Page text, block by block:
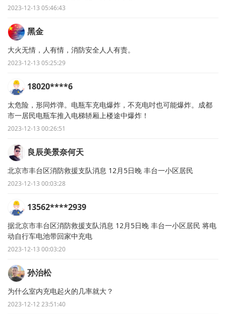
2023-12-13 05:46:43
黑金
大火无情，人有情，消防安全人人有责。
2023-12-13 05:25:29
18020****6
太危险，形同炸弹。电瓶车充电爆炸，不充电吋也可能爆炸。成都
市一居民电瓶车推入电梯轿厢上楼途中爆炸！
2023-12-13 00:26:51
良辰美景奈何天
北京市丰台区消防救援支队消息 12月5日晚 丰台一小区居民
2023-12-13 00:03:28
13562****2939
据北京市丰台区消防救援支队消息 12月5日晚 丰台一小区居民 将电
动自行车电池带回家中充电
2023-12-13 00:03:20
孙治松
为什么室内充电起火的几率就大？
2023-12-12 23:51:40